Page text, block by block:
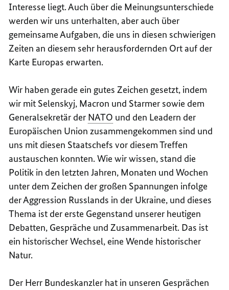
Interesse liegt. Auch über die Meinungsunterschiede
werden wir uns unterhalten, aber auch über
gemeinsame Aufgaben, die uns in diesen schwierigen
Zeiten an diesem sehr herausfordernden Ort auf der
Karte Europas erwarten.
Wir haben gerade ein gutes Zeichen gesetzt, indem
wir mit Selenskyj, Macron und Starmer sowie dem
Generalsekretär der NATO und den Leadern der
Europäischen Union zusammengekommen sind und
uns mit diesen Staatschefs vor diesem Treffen
austauschen konnten. Wie wir wissen, stand die
Politik in den letzten Jahren, Monaten und Wochen
unter dem Zeichen der großen Spannungen infolge
der Aggression Russlands in der Ukraine, und dieses
Thema ist der erste Gegenstand unserer heutigen
Debatten, Gespräche und Zusammenarbeit. Das ist
ein historischer Wechsel, eine Wende historischer
Natur.
Der Herr Bundeskanzler hat in unseren Gesprächen